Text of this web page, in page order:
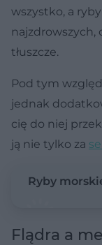
wszystko, a
najzdrowszych,
tłuszcze.
Pod tym
jednak
cię do niej
ją nie tylko za
Ryby
Flądra a